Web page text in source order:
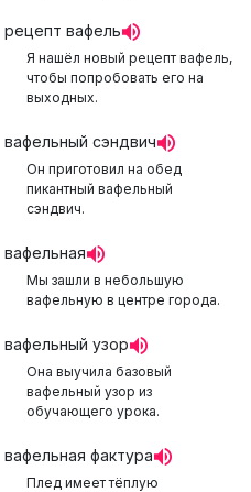
рецепт вафель
Я нашёл новый рецепт вафель,
чтобы попробовать его на
выходных.
вафельный сэндвич
Он приготовил на обед
пикантный вафельный
сэндвич.
вафельная
Мы зашли в небольшую
вафельную в центре города.
вафельный узор
Она выучила базовый
вафельный узор из
обучающего урока.
вафельная фактура
Плед имеет тёплую